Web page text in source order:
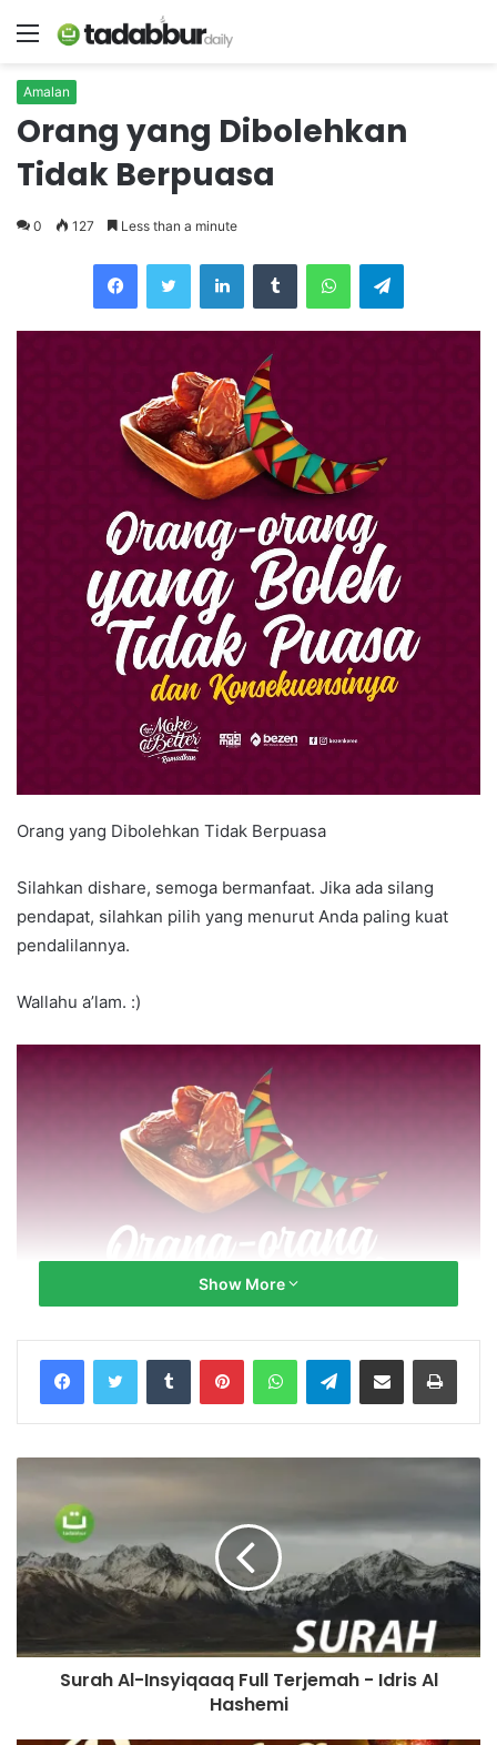
Menu
Amalan
Orang yang Dibolehkan
Tidak Berpuasa
0 127 Less than a minute
LinkedInTumblr WhatsAppTelegram
Orang yang Dibolehkan Tidak Berpuasa
Silahkan dishare, semoga bermanfaat. Jika ada silang
pendapat, silahkan pilih yang menurut Anda paling kuat
pendalilannya.
Wallahu a’lam. :)
Show More
Tumblr PinterestWhatsAppTelegramShare via Email Print
Surah Al-Insyiqaaq Full Terjemah - Idris Al
Hashemi